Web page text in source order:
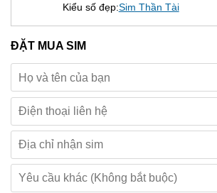
Kiểu số đẹp:Sim Thần Tài
ĐẶT MUA SIM